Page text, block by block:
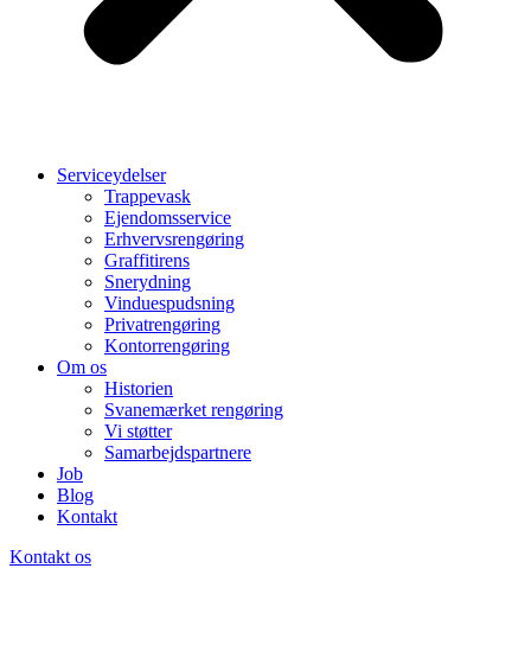
Serviceydelser
Trappevask
Ejendomsservice
Erhvervsrengøring
Graffitirens
Snerydning
Vinduespudsning
Privatrengøring
Kontorrengøring
Om os
Historien
Svanemærket rengøring
Vi støtter
Samarbejdspartnere
Job
Blog
Kontakt
Kontakt os